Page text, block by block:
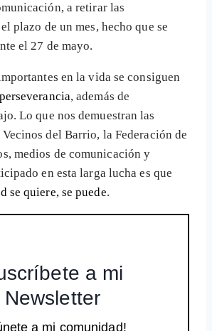
a retirar las
plazo de un mes, hecho que se
el 27 de mayo.
en la vida se consiguen
perseverancia, además de
Lo que nos demuestran las
del Barrio, la Federación de
medios de comunicación y
en esta larga lucha es que
se quiere, se puede.
a mi
Newsletter
a mi comunidad!